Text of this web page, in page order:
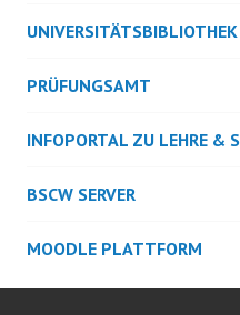
UNIVERSITÄTSBIBLIOTHEK
PRÜFUNGSAMT
INFOPORTAL ZU LEHRE &
BSCW SERVER
MOODLE PLATTFORM